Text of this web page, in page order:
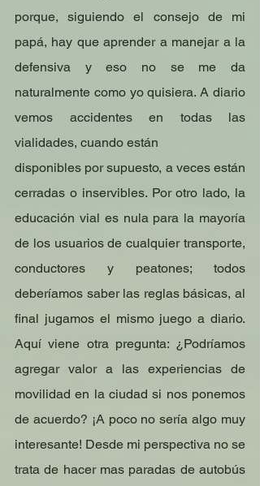
porque, siguiendo el consejo de mi
papá, hay que aprender a manejar a la
defensiva y eso no se me da
naturalmente como yo quisiera. A diario
vemos accidentes en todas las
vialidades, cuando están
disponibles por supuesto, a veces están
cerradas o inservibles. Por otro lado, la
educación vial es nula para la mayoría
de los usuarios de cualquier transporte,
conductores y peatones; todos
deberíamos saber las reglas básicas, al
final jugamos el mismo juego a diario.
Aquí viene otra pregunta: ¿Podríamos
agregar valor a las experiencias de
movilidad en la ciudad si nos ponemos
de acuerdo? ¡A poco no sería algo muy
interesante! Desde mi perspectiva no se
trata de hacer mas paradas de autobús